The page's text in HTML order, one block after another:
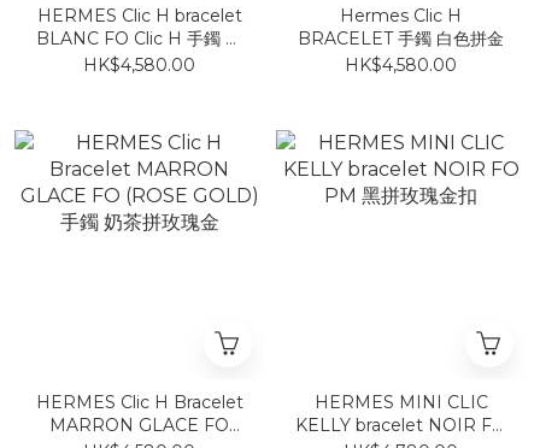
HERMES Clic H bracelet
BLANC FO Clic H 手鐲 白
拼玫瑰金
HK$4,580.00
Hermes Clic H
BRACELET 手鐲 白色拼金
HK$4,580.00
HERMES Clic H Bracelet
MARRON GLACE FO
HERMES MINI CLIC
KELLY bracelet NOIR FO